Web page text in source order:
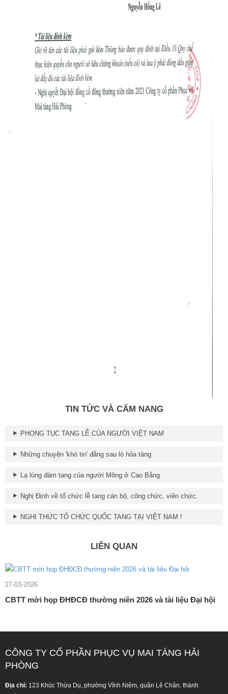
TIN TỨC VÀ CẨM NANG
PHONG TỤC TANG LỄ CỦA NGƯỜI VIỆT NAM
Những chuyện 'khó tin' đằng sau lò hỏa táng
Lạ lùng đám tang của người Mông ở Cao Bằng
Nghị Định về tổ chức lễ tang cán bộ, công chức, viên chức.
NGHI THỨC TỔ CHỨC QUỐC TANG TẠI VIỆT NAM !
LIÊN QUAN
27-03-2026
CBTT mời họp ĐHĐCĐ thường niên 2026 và tài liệu Đại hội
CÔNG TY CỔ PHẦN PHỤC VỤ MAI TÁNG HẢI
PHÒNG
Địa chỉ: 123 Khúc Thừa Dụ, phường Vĩnh Niệm, quận Lê Chân, thành